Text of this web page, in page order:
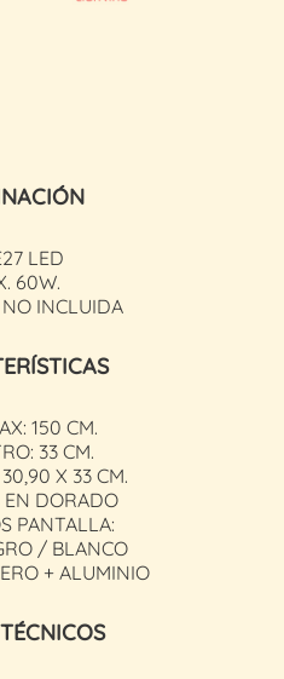
LED
60W.
INCLUIDA
150 CM.
33 CM.
X 33 CM.
EN DORADO
PANTALLA:
/ BLANCO
+ ALUMINIO